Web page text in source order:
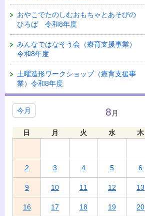
おやこでたのしむおもちゃとあそびの
ひろば 令和8年度
みんなではなそう会（療育支援事業）
令和8年度
土曜造形ワークショップ（療育支援事
業）令和8年度
今月 8月
日 月 火 水 木
2 3 4 5 6
9 10 11 12 13
16 17 18 19 20